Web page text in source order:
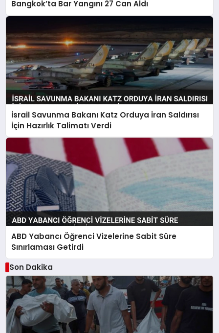
Bangkok’ta Bar Yangını 27 Can Aldı
İsrail Savunma Bakanı Katz Orduya İran Saldırısı
İçin Hazırlık Talimatı Verdi
ABD Yabancı Öğrenci Vizelerine Sabit Süre
Sınırlaması Getirdi
Son Dakika